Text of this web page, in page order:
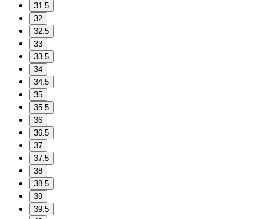
31.5
32
32.5
33
33.5
34
34.5
35
35.5
36
36.5
37
37.5
38
38.5
39
39.5